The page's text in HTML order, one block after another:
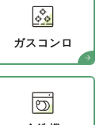
ガスコンロ